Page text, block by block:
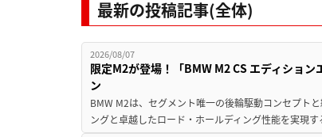
最新の投稿記事(全体)
2026/08/07
限定M2が登場！「BMW M2 CS エディショ
ン
BMW M2は、セグメント唯一の後輪駆動コンセプト
ングと卓越したロード・ホールディング性能を実現